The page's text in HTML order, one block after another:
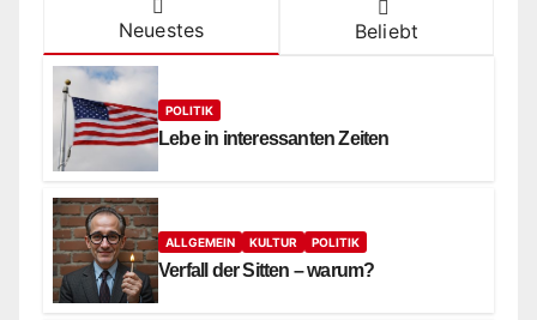
Neuestes Beliebt
POLITIK
Lebe in interessanten Zeiten
ALLGEMEIN KULTUR POLITIK
Verfall der Sitten – warum?